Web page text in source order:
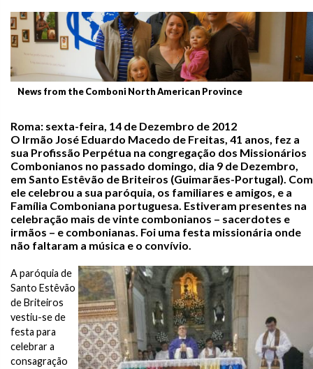
News from the Comboni North American Province
Roma: sexta-feira, 14 de Dezembro de 2012
O Irmão José Eduardo Macedo de Freitas, 41 anos, fez a
sua Profissão Perpétua na congregação dos Missionários
Combonianos no passado domingo, dia 9 de Dezembro,
em Santo Estêvão de Briteiros (Guimarães-Portugal). Com
ele celebrou a sua paróquia, os familiares e amigos, e a
Família Comboniana portuguesa. Estiveram presentes na
celebração mais de vinte combonianos – sacerdotes e
irmãos – e combonianas. Foi uma festa missionária onde
não faltaram a música e o convívio.
A paróquia de
Santo Estêvão
de Briteiros
vestiu-se de
festa para
celebrar a
consagração